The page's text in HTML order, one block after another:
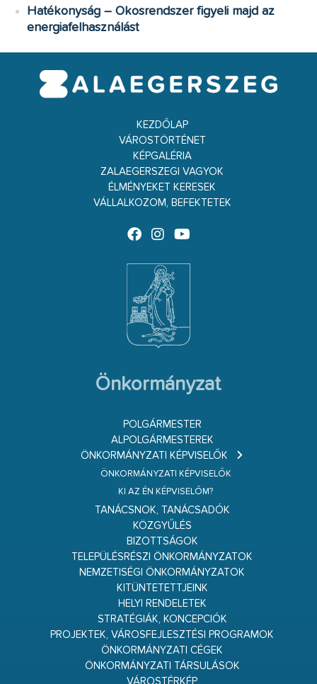
Hatékonyság – Okosrendszer figyeli majd az
energiafelhasználást
KEZDŐLAP
VÁROSTÖRTÉNET
KÉPGALÉRIA
ZALAEGERSZEGI VAGYOK
ÉLMÉNYEKET KERESEK
VÁLLALKOZOM, BEFEKTETEK
Önkormányzat
POLGÁRMESTER
ALPOLGÁRMESTEREK
ÖNKORMÁNYZATI KÉPVISELŐK
ÖNKORMÁNYZATI KÉPVISELŐK
KI AZ ÉN KÉPVISELŐM?
TANÁCSNOK, TANÁCSADÓK
KÖZGYŰLÉS
BIZOTTSÁGOK
TELEPÜLÉSRÉSZI ÖNKORMÁNYZATOK
NEMZETISÉGI ÖNKORMÁNYZATOK
KITÜNTETETTJEINK
HELYI RENDELETEK
STRATÉGIÁK, KONCEPCIÓK
PROJEKTEK, VÁROSFEJLESZTÉSI PROGRAMOK
ÖNKORMÁNYZATI CÉGEK
ÖNKORMÁNYZATI TÁRSULÁSOK
VÁROSTÉRKÉP